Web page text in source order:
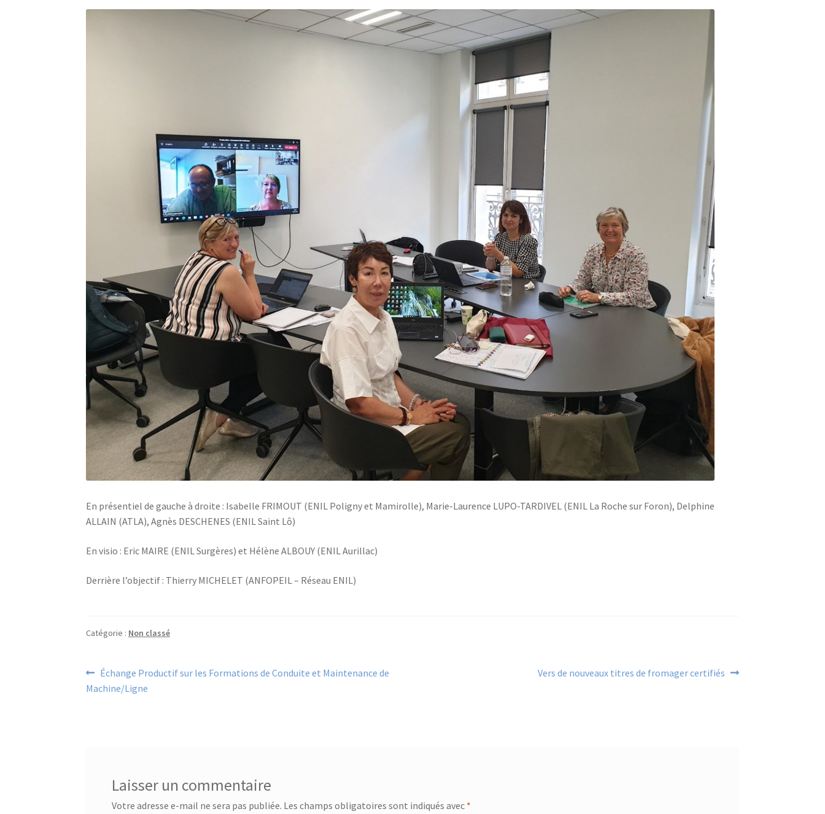
En présentiel de gauche à droite : Isabelle FRIMOUT (ENIL Poligny et Mamirolle), Marie-Laurence LUPO-TARDIVEL (ENIL La Roche sur Foron), Delphine
ALLAIN (ATLA), Agnès DESCHENES (ENIL Saint Lô)
En visio : Eric MAIRE (ENIL Surgères) et Hélène ALBOUY (ENIL Aurillac)
Derrière l’objectif : Thierry MICHELET (ANFOPEIL – Réseau ENIL)
Catégorie : Non classé
Navigation
de
Article
précédent :
Échange Productif sur les Formations de Conduite et Maintenance de
Machine/Ligne
Article
Vers de nouveaux titres de fromager certifiés
Laisser un commentaire
Votre adresse e-mail ne sera pas publiée. Les champs obligatoires sont indiqués avec *